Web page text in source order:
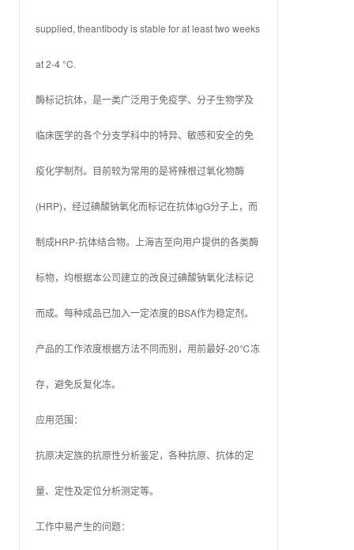
supplied, theantibody is stable for at least two weeks
at 2-4 °C.
酶标记抗体，是一类广泛用于免疫学、分子生物学及
临床医学的各个分支学科中的特异、敏感和安全的免
疫化学制剂。目前较为常用的是将辣根过氧化物酶
(HRP)，经过碘酸钠氧化而标记在抗体IgG分子上，而
制成HRP-抗体结合物。上海吉至向用户提供的各类酶
标物，均根据本公司建立的改良过碘酸钠氧化法标记
而成。每种成品已加入一定浓度的BSA作为稳定剂。
产品的工作浓度根据方法不同而别，用前最好-20℃冻
存，避免反复化冻。
应用范围：
抗原决定族的抗原性分析鉴定，各种抗原、抗体的定
量、定性及定位分析测定等。
工作中易产生的问题：